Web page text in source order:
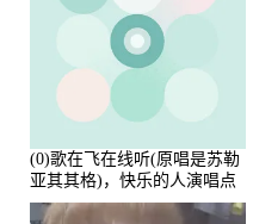
(0)歌在飞在线听(原唱是苏勒
亚其其格)，快乐的人演唱点
播:36次